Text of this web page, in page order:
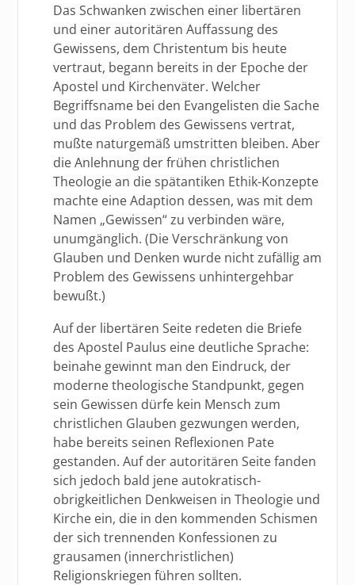
Das Schwanken zwischen einer libertären
und einer autoritären Auffassung des
Gewissens, dem Christentum bis heute
vertraut, begann bereits in der Epoche der
Apostel und Kirchenväter. Welcher
Begriffsname bei den Evangelisten die Sache
und das Problem des Gewissens vertrat,
mußte naturgemäß umstritten bleiben. Aber
die Anlehnung der frühen christlichen
Theologie an die spätantiken Ethik-Konzepte
machte eine Adaption dessen, was mit dem
Namen „Gewissen“ zu verbinden wäre,
unumgänglich. (Die Verschränkung von
Glauben und Denken wurde nicht zufällig am
Problem des Gewissens unhintergehbar
bewußt.)
Auf der libertären Seite redeten die Briefe
des Apostel Paulus eine deutliche Sprache:
beinahe gewinnt man den Eindruck, der
moderne theologische Standpunkt, gegen
sein Gewissen dürfe kein Mensch zum
christlichen Glauben gezwungen werden,
habe bereits seinen Reflexionen Pate
gestanden. Auf der autoritären Seite fanden
sich jedoch bald jene autokratisch-
obrigkeitlichen Denkweisen in Theologie und
Kirche ein, die in den kommenden Schismen
der sich trennenden Konfessionen zu
grausamen (innerchristlichen)
Religionskriegen führen sollten.